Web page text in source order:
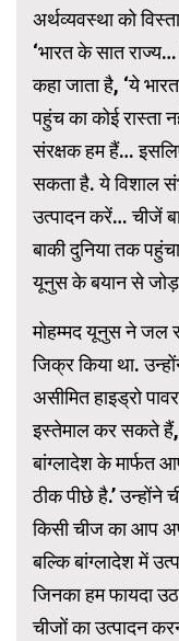
अर्थव्यवस्था को
‘भारत के सात
कहा जाता है, ‘ये
पहुंच का कोई रास्ता
संरक्षक हम हैं…
सकता है. ये विशाल
उत्पादन करें… चीजें
बाकी दुनिया तक
यूनुस के बयान से
मोहम्मद यूनुस ने जल
जिक्र किया था.
असीमित हाइड्रो
इस्तेमाल कर सकते
बांग्लादेश के मार्फत
ठीक पीछे है.’ उन्होंने
किसी चीज का आप
बल्कि बांग्लादेश में
जिनका हम फायदा
चीजों का उत्पादन